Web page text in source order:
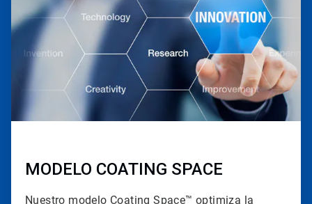
MODELO COATING SPACE
Nuestro modelo Coating Space™ optimiza la